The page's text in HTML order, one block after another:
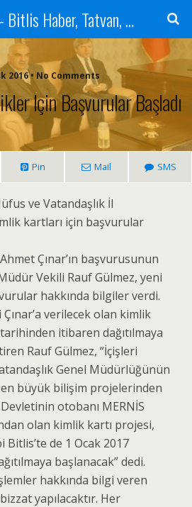
Ajans13.com - Bitlis Haber, Tatvan, Ahlat, Adilcevaz, Mutki, Hizan, Güroymak, Gazete, Ajans, 13, Haber
2016 • No Comments
Için Başvurular Başladı
Pin Mail SMS
ve Vatandaşlık İl
kartları için başvurular
Çınar’ın başvurusunun
Müdür Vekili Rauf Gülmez, yeni
hakkında bilgiler verdi.
verilecek olan kimlik
itibaren dağıtılmaya
Rauf Gülmez, “İçişleri
Genel Müdürlüğünün
büyük bilişim projelerinden
otobanı MERNİS
olan kimlik kartı projesi,
de 1 Ocak 2017
başlanacak” dedi.
hakkında bilgi veren
yapılacaktır. Her